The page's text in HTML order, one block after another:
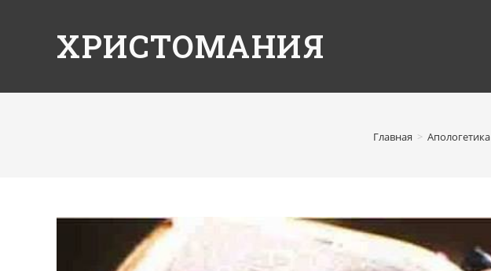
ХРИСТОМАНИЯ
Главная > Апологетика